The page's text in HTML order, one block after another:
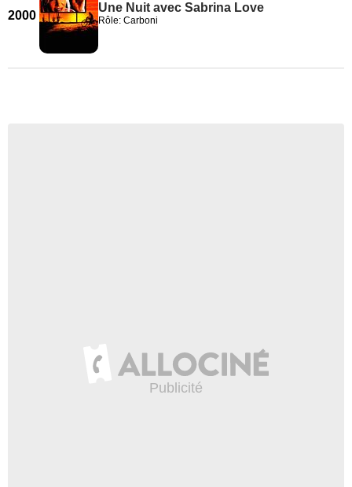
2000
Une Nuit avec Sabrina Love
Rôle: Carboni